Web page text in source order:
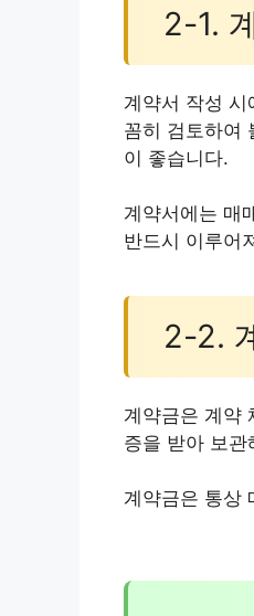
2-1.
계약서 작성
꼼히 검토하여
이 좋습니다.
계약서에는 매
반드시 이루어
2-2.
계약금은 계약
증을 받아 보
계약금은 통상